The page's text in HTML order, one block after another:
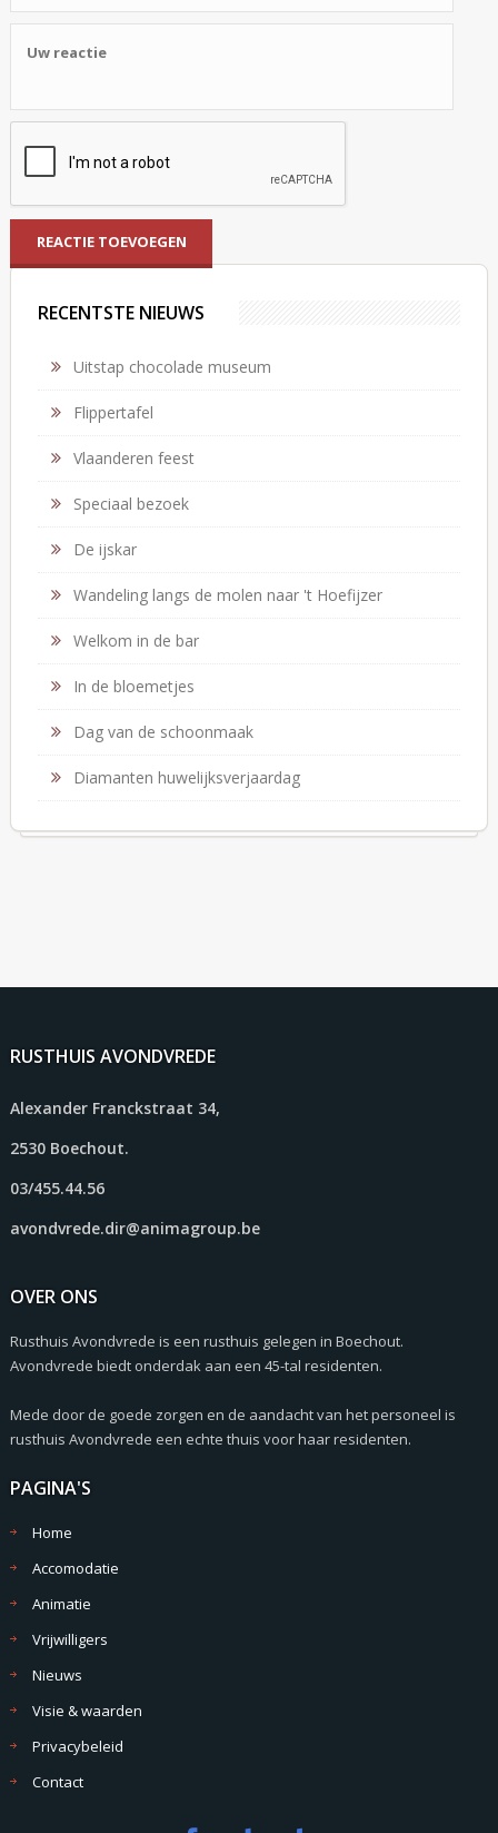
RECENTSTE NIEUWS
Uitstap chocolade museum
Flippertafel
Vlaanderen feest
Speciaal bezoek
De ijskar
Wandeling langs de molen naar 't Hoefijzer
Welkom in de bar
In de bloemetjes
Dag van de schoonmaak
Diamanten huwelijksverjaardag
RUSTHUIS AVONDVREDE
Alexander Franckstraat 34,
2530 Boechout.
03/455.44.56
avondvrede.dir@animagroup.be
OVER ONS
Rusthuis Avondvrede is een rusthuis gelegen in Boechout.
Avondvrede biedt onderdak aan een 45-tal residenten.
Mede door de goede zorgen en de aandacht van het personeel is
rusthuis Avondvrede een echte thuis voor haar residenten.
PAGINA'S
Home
Accomodatie
Animatie
Vrijwilligers
Nieuws
Visie & waarden
Privacybeleid
Contact